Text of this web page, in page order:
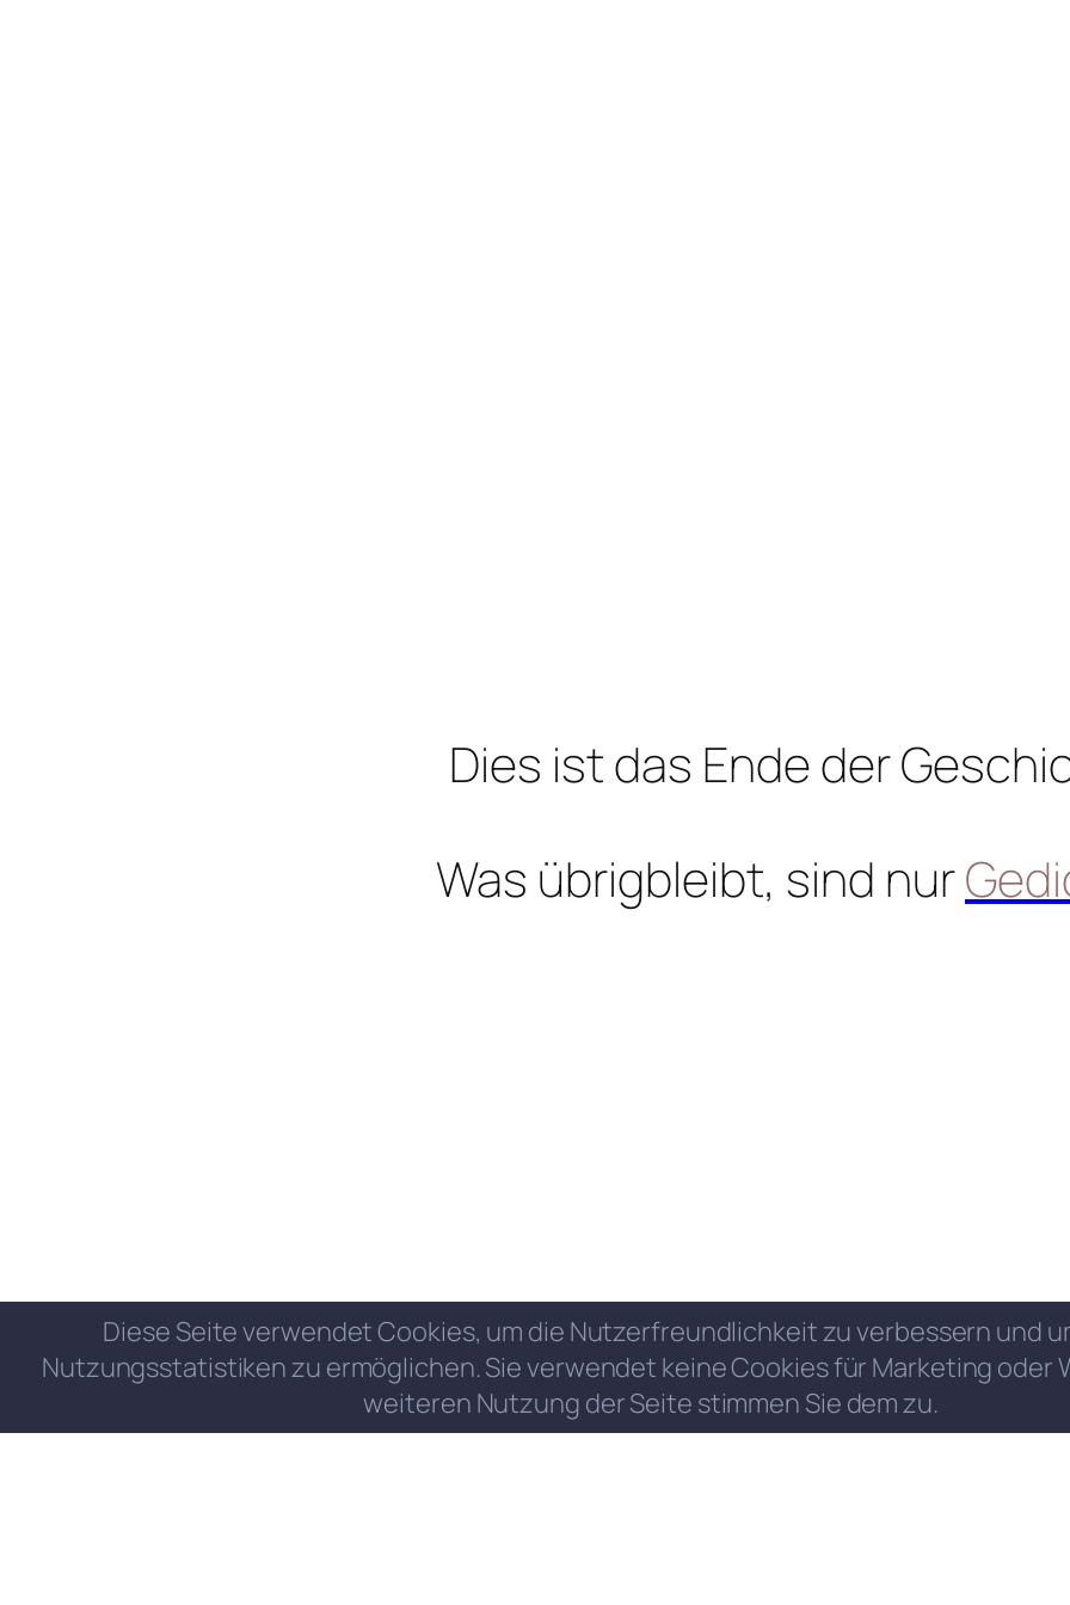
Dies ist das Ende der
Was übrigbleibt, sind nur
Diese Seite verwendet Cookies, um die Nutzerfreundlichkeit zu verbessern und
Nutzungsstatistiken zu ermöglichen. Sie verwendet keine Cookies für Marketing oder
weiteren Nutzung der Seite stimmen Sie dem zu.